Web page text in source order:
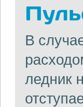
В
ледник